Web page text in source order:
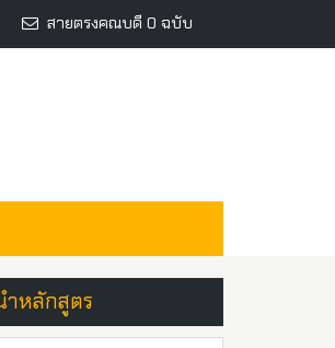
สายตรงคณบดี 0 ฉบับ
ำหลักสูตร